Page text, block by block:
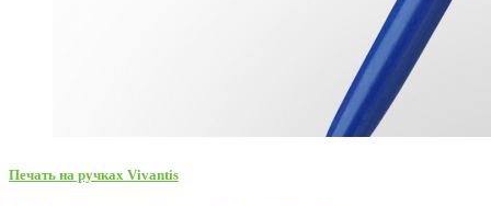
Печать на ручках Vivantis